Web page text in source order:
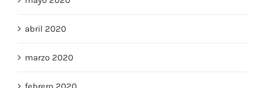
mayo 2020
abril 2020
marzo 2020